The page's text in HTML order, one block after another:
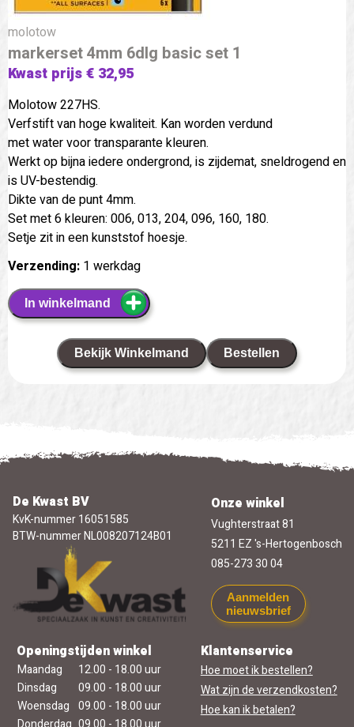
molotow
markerset 4mm 6dlg basic set 1
Kwast prijs € 32,95
Molotow 227HS.
Verfstift van hoge kwaliteit. Kan worden verdund
met water voor transparante kleuren.
Werkt op bijna iedere ondergrond, is zijdemat, sneldrogend en
is UV-bestendig.
Dikte van de punt 4mm.
Set met 6 kleuren: 006, 013, 204, 096, 160, 180.
Setje zit in een kunststof hoesje.
Verzending: 1 werkdag
In winkelmand
Bekijk Winkelmand Bestellen
De Kwast BV
KvK-nummer 16051585
BTW-nummer NL008207124B01
Onze winkel
Vughterstraat 81
5211 EZ 's-Hertogenbosch
085-273 30 04
Aanmelden
nieuwsbrief
Openingstijden winkel
Maandag
12.00 - 18.00 uur
Dinsdag
09.00 - 18.00 uur
Woensdag 09.00 - 18.00 uur
Klantenservice
Hoe moet ik bestellen?
Wat zijn de verzendkosten?
Hoe kan ik betalen?